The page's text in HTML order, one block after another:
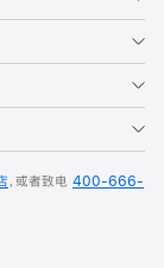
，或者致电 400-666-